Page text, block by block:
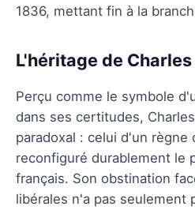
1836, mettant fin à la
L'héritage de Charles
Perçu comme le symbole
dans ses certitudes,
paradoxal : celui d'un
reconfiguré durablement le
français. Son obstination
libérales n'a pas